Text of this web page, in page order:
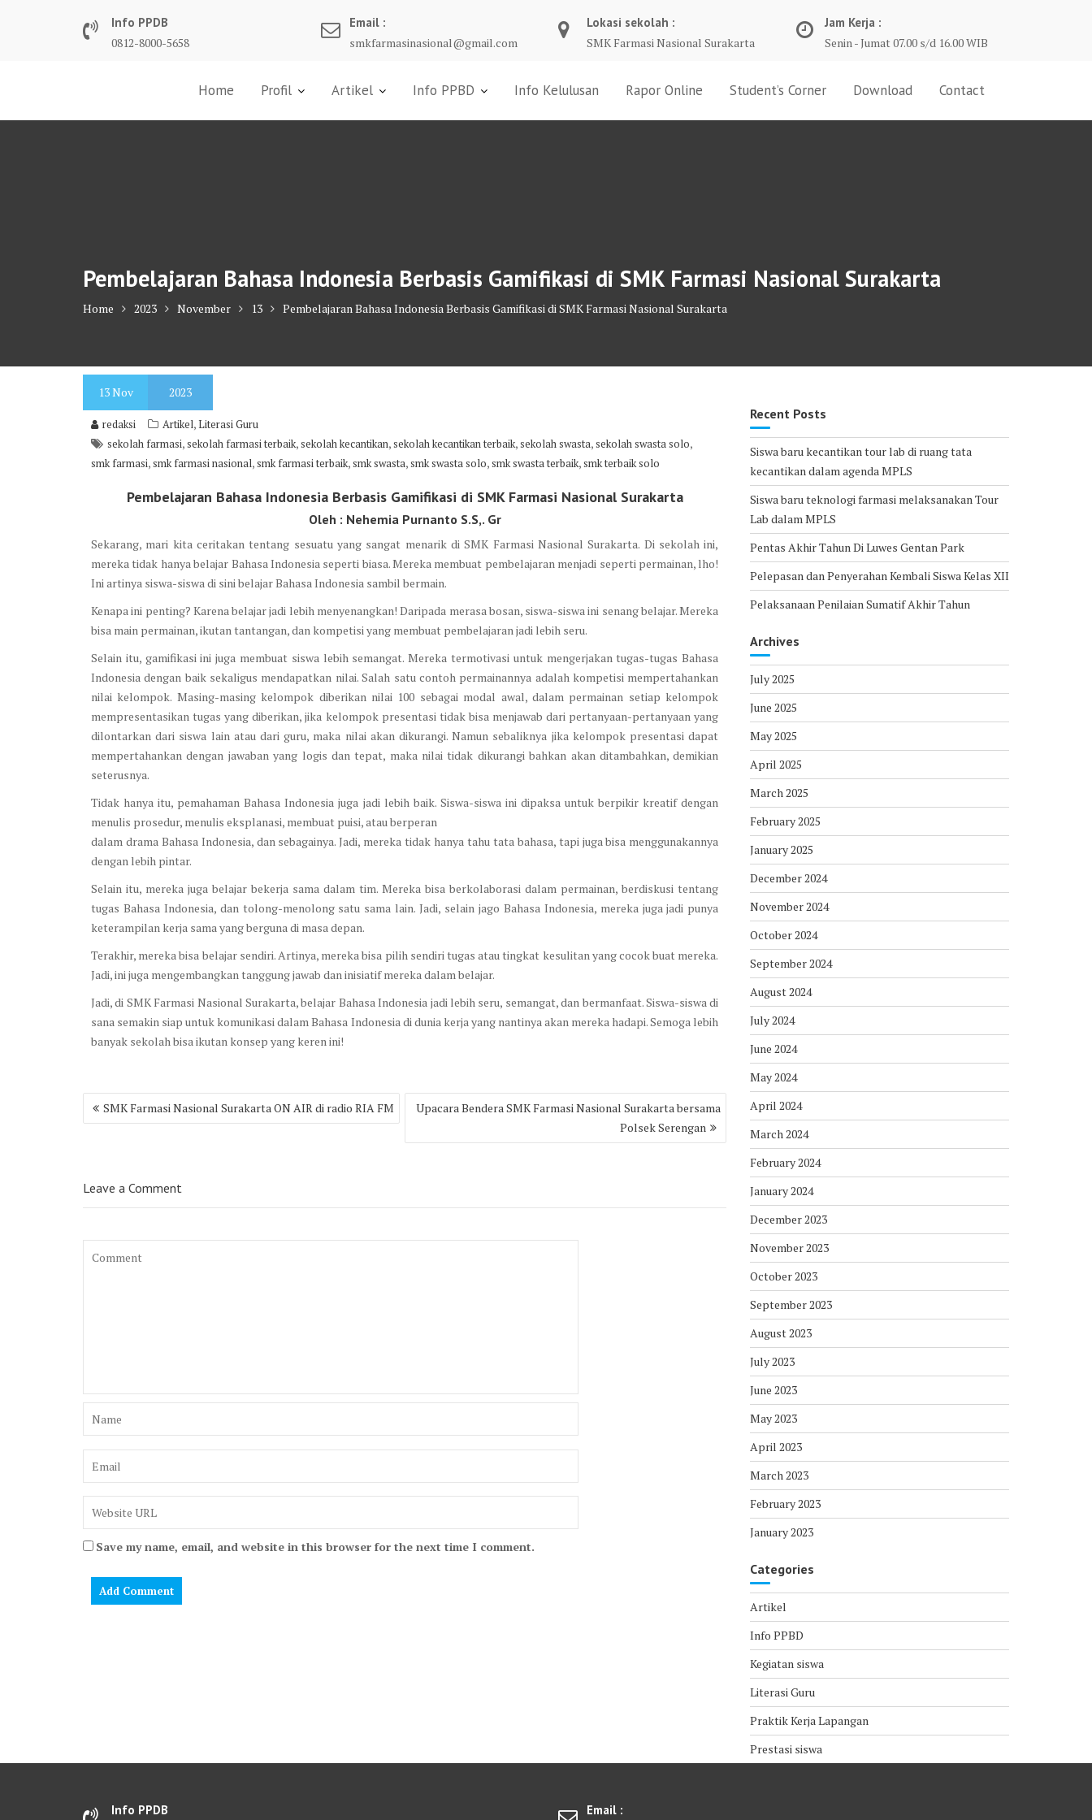
Info PPDB
0812-8000-5658
Email :
smkfarmasinasional@gmail.com
Lokasi sekolah :
SMK Farmasi Nasional Surakarta
Jam Kerja :
Senin - Jumat 07.00 s/d 16.00 WIB
Home Profil Artikel Info PPBD Info Kelulusan Rapor Online Student’s Corner Download Contact
Pembelajaran Bahasa Indonesia Berbasis Gamifikasi di SMK Farmasi Nasional Surakarta
Home 2023 November 13 Pembelajaran Bahasa Indonesia Berbasis Gamifikasi di SMK Farmasi Nasional Surakarta
13Nov 2023
redaksi Artikel,Literasi Guru
sekolah farmasi,sekolah farmasi terbaik,sekolah kecantikan,sekolah kecantikan terbaik,sekolah swasta,sekolah swasta solo,
smk farmasi,smk farmasi nasional,smk farmasi terbaik,smk swasta,smk swasta solo,smk swasta terbaik,smk terbaik solo
Pembelajaran Bahasa Indonesia Berbasis Gamifikasi di SMK Farmasi Nasional Surakarta
Oleh : Nehemia Purnanto S.S,. Gr
Sekarang, mari kita ceritakan tentang sesuatu yang sangat menarik di SMK Farmasi Nasional Surakarta. Di sekolah ini,
mereka tidak hanya belajar Bahasa Indonesia seperti biasa. Mereka membuat pembelajaran menjadi seperti permainan, lho!
Ini artinya siswa-siswa di sini belajar Bahasa Indonesia sambil bermain.
Kenapa ini penting? Karena belajar jadi lebih menyenangkan! Daripada merasa bosan, siswa-siswa ini senang belajar. Mereka
bisa main permainan, ikutan tantangan, dan kompetisi yang membuat pembelajaran jadi lebih seru.
Selain itu, gamifikasi ini juga membuat siswa lebih semangat. Mereka termotivasi untuk mengerjakan tugas-tugas Bahasa
Indonesia dengan baik sekaligus mendapatkan nilai. Salah satu contoh permainannya adalah kompetisi mempertahankan
nilai kelompok. Masing-masing kelompok diberikan nilai 100 sebagai modal awal, dalam permainan setiap kelompok
mempresentasikan tugas yang diberikan, jika kelompok presentasi tidak bisa menjawab dari pertanyaan-pertanyaan yang
dilontarkan dari siswa lain atau dari guru, maka nilai akan dikurangi. Namun sebaliknya jika kelompok presentasi dapat
mempertahankan dengan jawaban yang logis dan tepat, maka nilai tidak dikurangi bahkan akan ditambahkan, demikian
seterusnya.
Tidak hanya itu, pemahaman Bahasa Indonesia juga jadi lebih baik. Siswa-siswa ini dipaksa untuk berpikir kreatif dengan
menulis prosedur, menulis eksplanasi, membuat puisi, atau berperan
dalam drama Bahasa Indonesia, dan sebagainya. Jadi, mereka tidak hanya tahu tata bahasa, tapi juga bisa menggunakannya
dengan lebih pintar.
Selain itu, mereka juga belajar bekerja sama dalam tim. Mereka bisa berkolaborasi dalam permainan, berdiskusi tentang
tugas Bahasa Indonesia, dan tolong-menolong satu sama lain. Jadi, selain jago Bahasa Indonesia, mereka juga jadi punya
keterampilan kerja sama yang berguna di masa depan.
Terakhir, mereka bisa belajar sendiri. Artinya, mereka bisa pilih sendiri tugas atau tingkat kesulitan yang cocok buat mereka.
Jadi, ini juga mengembangkan tanggung jawab dan inisiatif mereka dalam belajar.
Jadi, di SMK Farmasi Nasional Surakarta, belajar Bahasa Indonesia jadi lebih seru, semangat, dan bermanfaat. Siswa-siswa di
sana semakin siap untuk komunikasi dalam Bahasa Indonesia di dunia kerja yang nantinya akan mereka hadapi. Semoga lebih
banyak sekolah bisa ikutan konsep yang keren ini!
Post
navigation
SMK Farmasi Nasional Surakarta ON AIR di radio RIA FM
Upacara Bendera SMK Farmasi Nasional Surakarta bersama
Polsek Serengan
Leave a Comment
Save my name, email, and website in this browser for the next time I comment.
Recent Posts
Siswa baru kecantikan tour lab di ruang tata
kecantikan dalam agenda MPLS
Siswa baru teknologi farmasi melaksanakan Tour
Lab dalam MPLS
Pentas Akhir Tahun Di Luwes Gentan Park
Pelepasan dan Penyerahan Kembali Siswa Kelas XII
Pelaksanaan Penilaian Sumatif Akhir Tahun
Archives
July 2025
June 2025
May 2025
April 2025
March 2025
February 2025
January 2025
December 2024
November 2024
October 2024
September 2024
August 2024
July 2024
June 2024
May 2024
April 2024
March 2024
February 2024
January 2024
December 2023
November 2023
October 2023
September 2023
August 2023
July 2023
June 2023
May 2023
April 2023
March 2023
February 2023
January 2023
Categories
Artikel
Info PPBD
Kegiatan siswa
Literasi Guru
Praktik Kerja Lapangan
Prestasi siswa
Info PPDB Email :